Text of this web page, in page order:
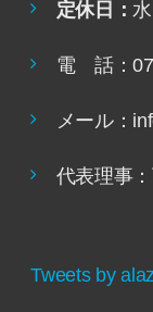
定休日：
電 話：
メール：
代表理事
Tweets by